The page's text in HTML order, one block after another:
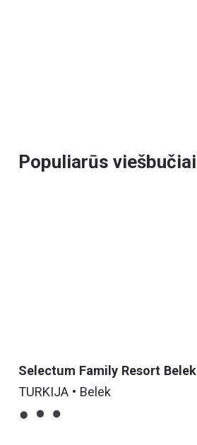
Populiarūs viešbučiai
Selectum Family Resort Belek
TURKIJA • Belek